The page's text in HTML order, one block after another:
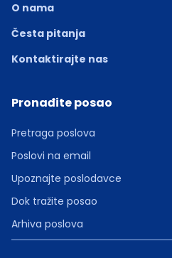
O nama
Česta pitanja
Kontaktirajte nas
Pronađite posao
Pretraga poslova
Poslovi na email
Upoznajte poslodavce
Dok tražite posao
Arhiva poslova